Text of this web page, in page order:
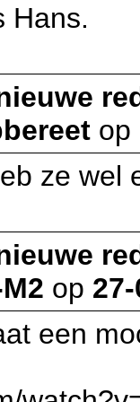
Hans.
op
ze wel
op
een